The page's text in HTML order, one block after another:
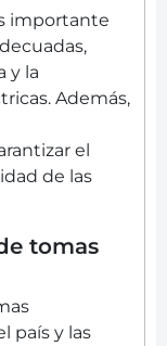
importante
y la
Además,
el
de las
tomas
país y las